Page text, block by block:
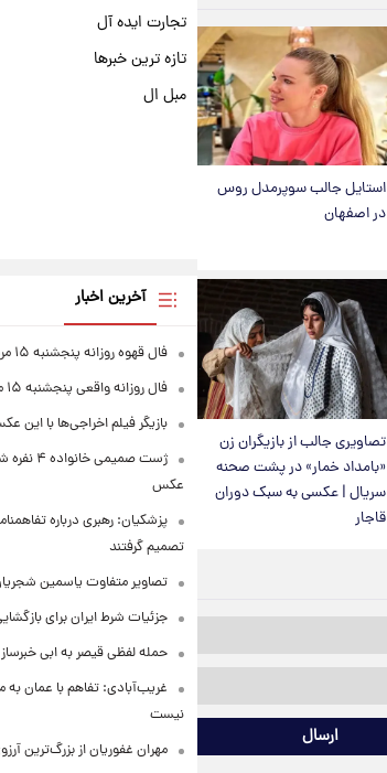
استایل جالب سوپرمدل روس
در اصفهان
تصاویری جالب از بازیگران زن
«بامداد خمار» در پشت صحنه
سریال | عکسی به سبک دوران
قاجار
ارسال
تجارت ایده آل
تازه ترین خبرها
مبل ال
آخرین اخبار
فال قهوه روزانه پنجشنبه ۱۵ مرداد ماه ۱۴۰۵
فال روزانه واقعی پنجشنبه ۱۵ مرداد ۱۴۰۵
بازیگر فیلم اخراجی‌ها با
ژست
عکس
پزشکیان: رهبری درباره
تصمیم گرفتند
تصاویر متفاوت یاسمین
جزئیات شرط ایران برای
حمله لفظی قیصر به ابی
غریب‌آبادی: تفاهم با عمان به
نیست
مهران غفوریان از بزرگ‌ترین